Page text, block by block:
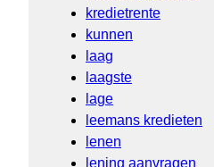
kredietrente
kunnen
laag
laagste
lage
leemans kredieten
lenen
lening aanvragen